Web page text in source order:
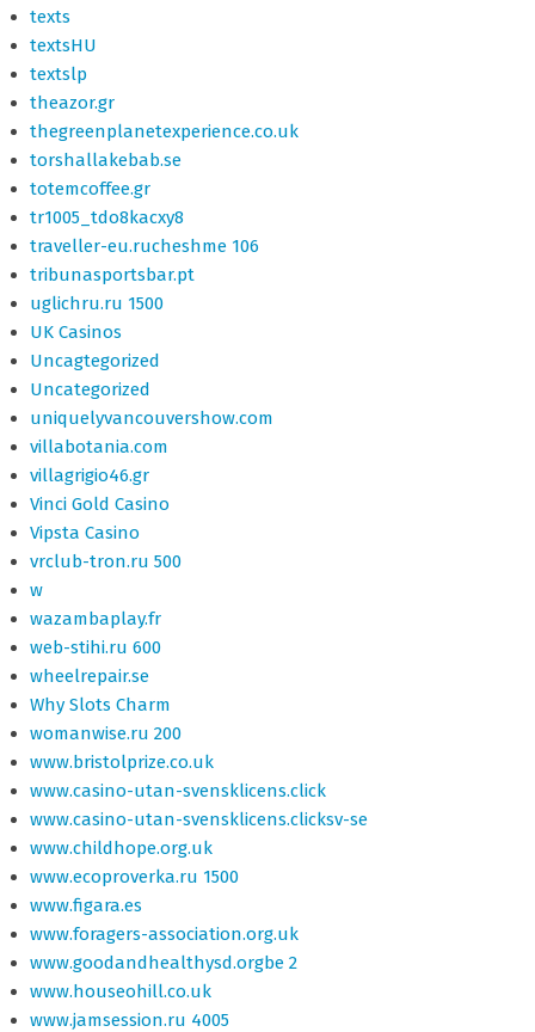
texts
textsHU
textslp
theazor.gr
thegreenplanetexperience.co.uk
torshallakebab.se
totemcoffee.gr
tr1005_tdo8kacxy8
traveller-eu.rucheshme 106
tribunasportsbar.pt
uglichru.ru 1500
UK Casinos
Uncagtegorized
Uncategorized
uniquelyvancouvershow.com
villabotania.com
villagrigio46.gr
Vinci Gold Casino
Vipsta Casino
vrclub-tron.ru 500
w
wazambaplay.fr
web-stihi.ru 600
wheelrepair.se
Why Slots Charm
womanwise.ru 200
www.bristolprize.co.uk
www.casino-utan-svensklicens.click
www.casino-utan-svensklicens.clicksv-se
www.childhope.org.uk
www.ecoproverka.ru 1500
www.figara.es
www.foragers-association.org.uk
www.goodandhealthysd.orgbe 2
www.houseohill.co.uk
www.jamsession.ru 4005